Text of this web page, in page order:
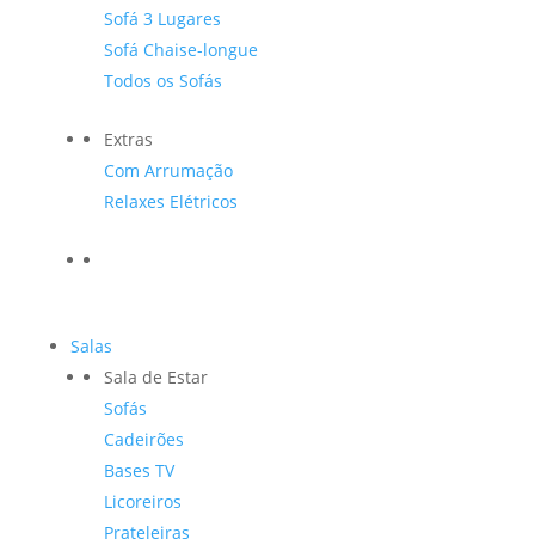
Sofá 3 Lugares
Sofá Chaise-longue
Todos os Sofás
Extras
Com Arrumação
Relaxes Elétricos
Salas
Sala de Estar
Sofás
Cadeirões
Bases TV
Licoreiros
Prateleiras